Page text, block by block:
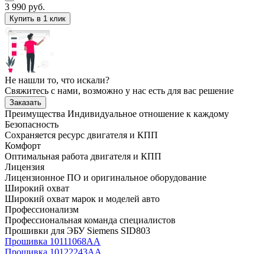
3 990 руб.
Купить в 1 клик
Не нашли то, что искали?
Свяжитесь с нами, возможно у нас есть для вас решение
Заказать
Преимущества Индивидуальное отношение к каждому
Безопасность
Сохраняется ресурс двигателя и КПП
Комфорт
Оптимальная работа двигателя и КПП
Лицензия
Лицензионное ПО и оригинальное оборудование
Широкий охват
Широкий охват марок и моделей авто
Профессионализм
Профессиональная команда специалистов
Прошивки для ЭБУ Siemens SID803
Прошивка 10111068AA
Прошивка 10122243AA